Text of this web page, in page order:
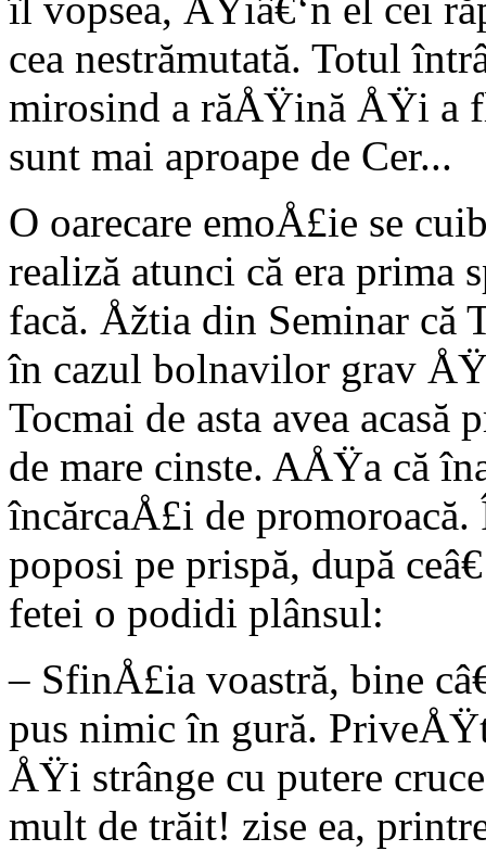
îl vopsea, ÅŸiâ€‘n el cei
cea nestrămutată. Totul
mirosind a răÅŸină ÅŸi a
sunt mai aproape de Cer...
O oarecare emoÅ£ie se
realiză atunci că era prima
facă. Åžtia din Seminar că
în cazul bolnavilor grav
Tocmai de asta avea
de mare cinste. AÅŸa că
încărcaÅ£i de promoroacă.
poposi pe prispă, după
fetei o podidi plânsul:
– SfinÅ£ia voastră, bine
pus nimic în gură.
ÅŸi strânge cu putere
mult de trăit! zise ea,